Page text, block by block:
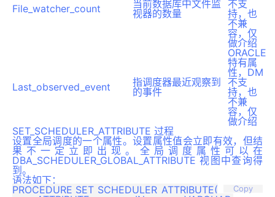
File_watcher_count
当前数据库中文件监
视器的数量
不支
持，也
不兼
容，仅
做介绍
Last_observed_event
指调度器最近观察到
的事件
ORACLE
特有属
性，DM
不支
持，也
不兼
容，仅
做介绍
SET_SCHEDULER_ATTRIBUTE 过程
设置全局调度的一个属性。设置属性值会立即有效，但结
果不一定立即出现。全局调度属性可以在
DBA_SCHEDULER_GLOBAL_ATTRIBUTE 视图中查询得
到。
语法如下：
Copy
PROCEDURE SET_SCHEDULER_ATTRIBUTE(